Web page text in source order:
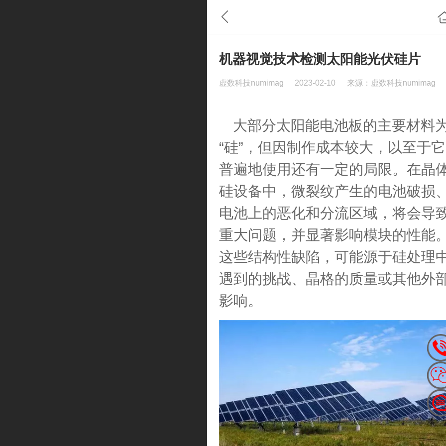
机器视觉技术检测太阳能光伏硅片
虚数科技numimag 2023-02-10 来源：虚数科技numimag
大部分太阳能电池板的主要材料
“硅”，但因制作成本较大，以至于它
普遍地使用还有一定的局限。在晶
硅设备中，微裂纹产生的电池破损、
电池上的恶化和分流区域，将会导
重大问题，并显著影响模块的性能。
这些结构性缺陷，可能源于硅处理
遇到的挑战、晶格的质量或其他外
影响。